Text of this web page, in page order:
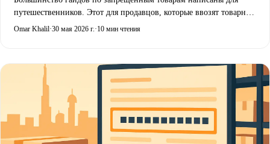
путешественников. Этот для продавцов, которые ввозят товарный
запас: что под полным запретом, что требует разрешения до
Omar Khalil·30 мая 2026 г.·10 мин чтения